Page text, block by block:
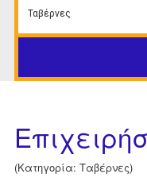
(Κατηγορία: Ταβέρνες)